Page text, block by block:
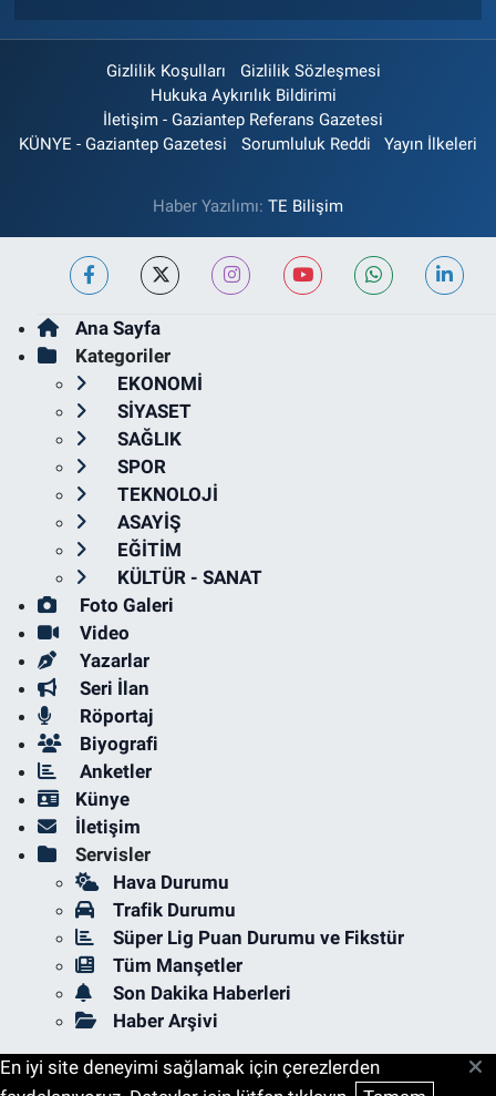
Gizlilik Koşulları
Gizlilik Sözleşmesi
Hukuka Aykırılık Bildirimi
İletişim - Gaziantep Referans Gazetesi
KÜNYE - Gaziantep Gazetesi
Sorumluluk Reddi Yayın İlkeleri
Haber Yazılımı: TE Bilişim
Ana Sayfa
Kategoriler
EKONOMİ
SİYASET
SAĞLIK
SPOR
TEKNOLOJİ
ASAYİŞ
EĞİTİM
KÜLTÜR - SANAT
Foto Galeri
Video
Yazarlar
Seri İlan
Röportaj
Biyografi
Anketler
Künye
İletişim
Servisler
Hava Durumu
Trafik Durumu
Süper Lig Puan Durumu ve Fikstür
Tüm Manşetler
Son Dakika Haberleri
Haber Arşivi
En iyi site deneyimi sağlamak için çerezlerden